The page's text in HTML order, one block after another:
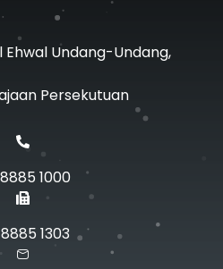
Ehwal Undang-Undang,
Persekutuan
1000
1303